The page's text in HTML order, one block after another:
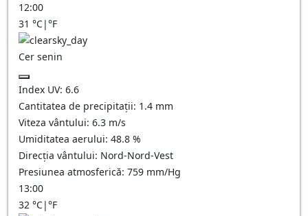
12:00
31 °C|°F
Cer senin
Index UV: 6.6
Cantitatea de precipitații: 1.4 mm
Viteza vântului: 6.3 m/s
Umiditatea aerului: 48.8 %
Direcția vântului: Nord-Nord-Vest
Presiunea atmosferică: 759 mm/Hg
13:00
32 °C|°F